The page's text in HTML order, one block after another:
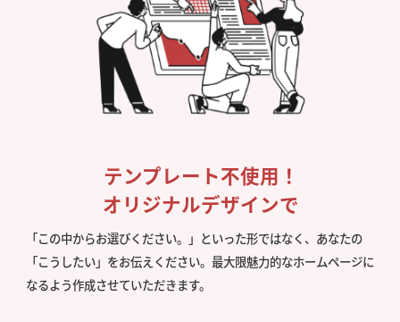
テンプレート不使用！
オリジナルデザインで
「この中からお選びください。」といった形ではなく、あなたの
「こうしたい」をお伝えください。最大限魅力的なホームページに
なるよう作成させていただきます。